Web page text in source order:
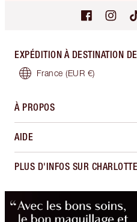
EXPÉDITION À DESTINATION DE
France (EUR €)
À PROPOS
AIDE
PLUS D'INFOS SUR CHARLOTTE